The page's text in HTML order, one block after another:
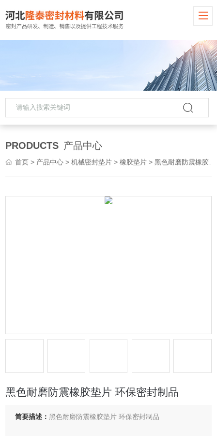
PRODUCTS 产品中心
首页 > 产品中心 >机械密封垫片 >橡胶垫片 > 黑色耐磨防震橡胶垫片 环保密封制品
黑色耐磨防震橡胶垫片 环保密封制品
简要描述：黑色耐磨防震橡胶垫片 环保密封制品